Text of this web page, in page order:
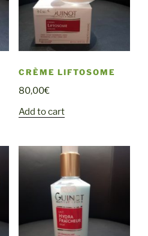
CRÈME LIFTOSOME
80,00€
Add to cart